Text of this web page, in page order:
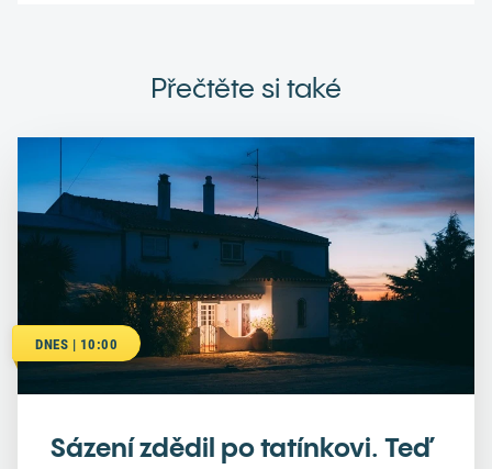
Přečtěte si také
DNES | 10:00
Sázení zdědil po tatínkovi. Teď